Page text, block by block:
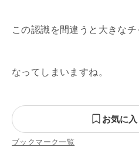
この認識を間違うと大きなチ
なってしまいますね。
お気に
ブックマーク一覧